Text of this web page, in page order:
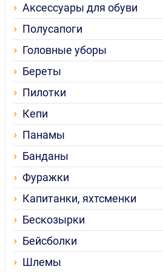
Аксессуары для обуви
Полусапоги
Головные уборы
Береты
Пилотки
Кепи
Панамы
Банданы
Фуражки
Капитанки, яхтсменки
Бескозырки
Бейсболки
Шлемы